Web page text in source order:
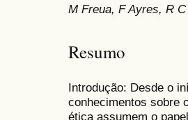
M Freua, F Ayres, R
Resumo
Introdução: Desde o
conhecimentos sobre
ética assumem o